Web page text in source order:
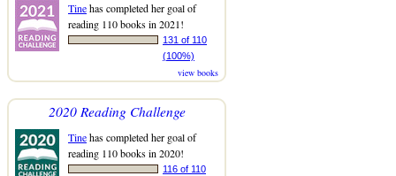
Tinehas completed her goal of
reading 110 books in 2021!
131 of 110
(100%)
view books
2020 Reading Challenge
Tinehas completed her goal of
reading 110 books in 2020!
116 of 110